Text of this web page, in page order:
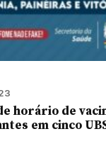
horário de
em cinco